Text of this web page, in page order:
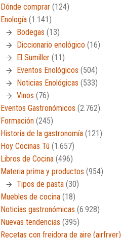
Dónde comprar (124)
Enología (1.141)
Bodegas (13)
Diccionario enológico (16)
El Sumiller (11)
Eventos Enológicos (504)
Noticias Enológicas (533)
Vinos (76)
Eventos Gastronómicos (2.762)
Formación (245)
Historia de la gastronomía (121)
Hoy Cocinas Tú (1.657)
Libros de Cocina (496)
Materia prima y productos (954)
Tipos de pasta (30)
Muebles de cocina (18)
Noticias gastronómicas (6.928)
Nuevas tendencias (395)
Recetas con freidora de aire (airfryer)